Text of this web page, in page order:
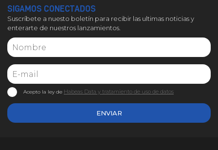
SIGAMOS CONECTADOS
Suscríbete a nuesto boletín para recibir las ultimas noticias y
enterarte de nuestros lanzamientos.
ENVIAR
Acepto la ley de Habeas Data y tratamiento de uso de datos